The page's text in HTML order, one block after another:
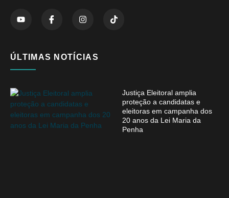
ÚLTIMAS NOTÍCIAS
Justiça Eleitoral amplia
proteção a candidatas e
eleitoras em campanha dos
20 anos da Lei Maria da
Penha